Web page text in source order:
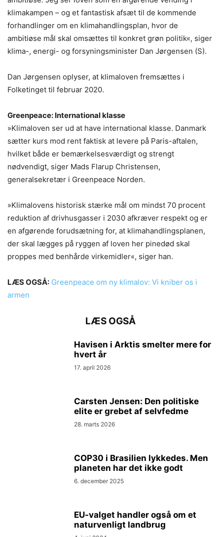
klimakampen – og et fantastisk afsæt til de kommende
forhandlinger om en klimahandlingsplan, hvor de
ambitiøse mål skal omsættes til konkret grøn politik«, siger
klima-, energi- og forsyningsminister Dan Jørgensen (S).
Dan Jørgensen oplyser, at klimaloven fremsættes i
Folketinget til februar 2020.
Greenpeace: International klasse
»Klimaloven ser ud at have international klasse. Danmark
sætter kurs mod rent faktisk at levere på Paris-aftalen,
hvilket både er bemærkelsesværdigt og strengt
nødvendigt, siger Mads Flarup Christensen,
generalsekretær i Greenpeace Norden.
»Klimalovens historisk stærke mål om mindst 70 procent
reduktion af drivhusgasser i 2030 afkræver respekt og er
en afgørende forudsætning for, at klimahandlingsplanen,
der skal lægges på ryggen af loven her pinedød skal
proppes med benhårde virkemidler«, siger han.
LÆS OGSÅ: Greenpeace om ny klimalov: Vi kniber os i
armen
LÆS OGSÅ
Havisen i Arktis smelter mere for
hvert år
17. april 2026
Carsten Jensen: Den politiske
elite er grebet af selvfedme
28. marts 2026
COP30 i Brasilien lykkedes. Men
planeten har det ikke godt
6. december 2025
EU-valget handler også om et
naturvenligt landbrug